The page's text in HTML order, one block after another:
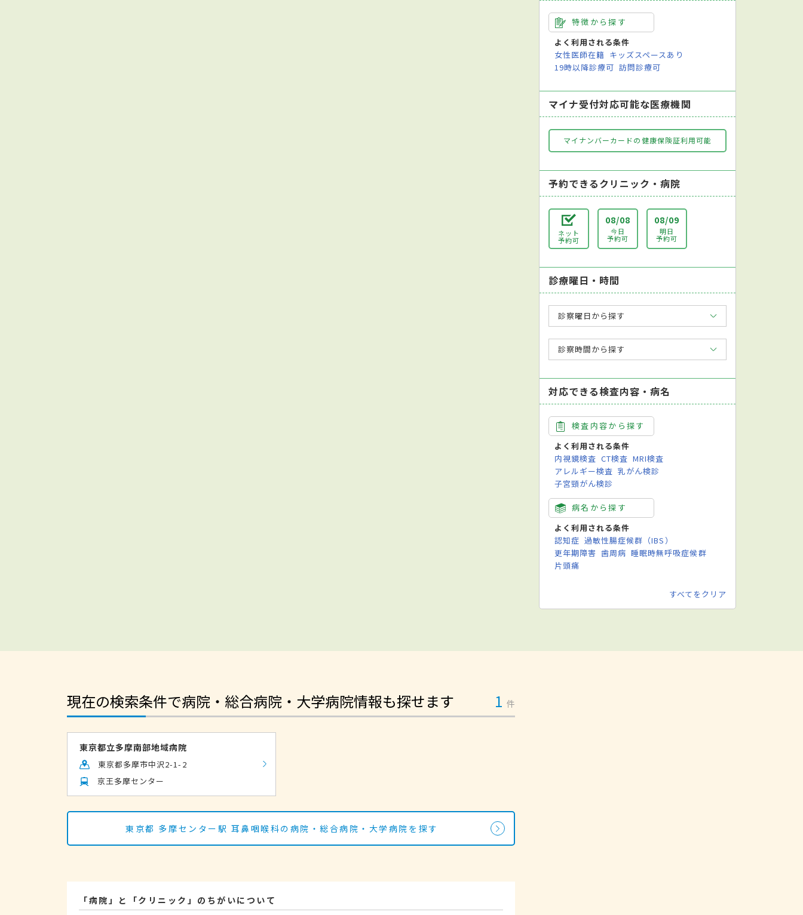
特徴から探す
よく利用される条件
女性医師在籍 キッズスペースあり
19時以降診療可 訪問診療可
マイナ受付対応可能な医療機関
マイナンバーカードの健康保険証利用可能
予約できるクリニック・病院
ネット
予約可
08/08
今日
予約可
08/09
明日
予約可
診療曜日・時間
診察曜日から探す
診察時間から探す
対応できる検査内容・病名
検査内容から探す
よく利用される条件
内視鏡検査 CT検査 MRI検査
アレルギー検査 乳がん検診
子宮頸がん検診
病名から探す
よく利用される条件
認知症 過敏性腸症候群（IBS）
更年期障害 歯周病 睡眠時無呼吸症候群
片頭痛
すべてをクリア
現在の検索条件で病院・総合病院・大学病院情報も探せます 1 件
東京都立多摩南部地域病院
東京都多摩市中沢2-1-2
京王多摩センター
東京都 多摩センター駅 耳鼻咽喉科の病院・総合病院・大学病院を探す
「病院」と「クリニック」のちがいについて